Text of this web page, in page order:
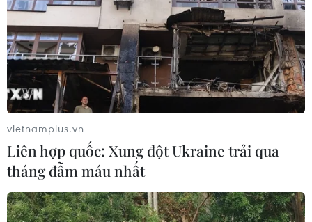
17/09/2019 08:53
Công an thành phố Hà Nội xác định nguyên nhân vụ
cháy Rạng Đông bắt nguồn từ sự cố điện ở bảng mạch
điện tử đèn led bên trong tầng 2 của kho bán thành
phẩm.
vietnamplus.vn
Liên hợp quốc: Xung đột Ukraine trải qua
tháng đẫm máu nhất